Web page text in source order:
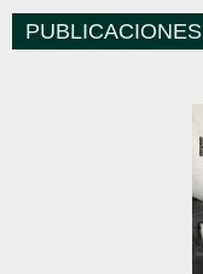
PUBLICACIONES